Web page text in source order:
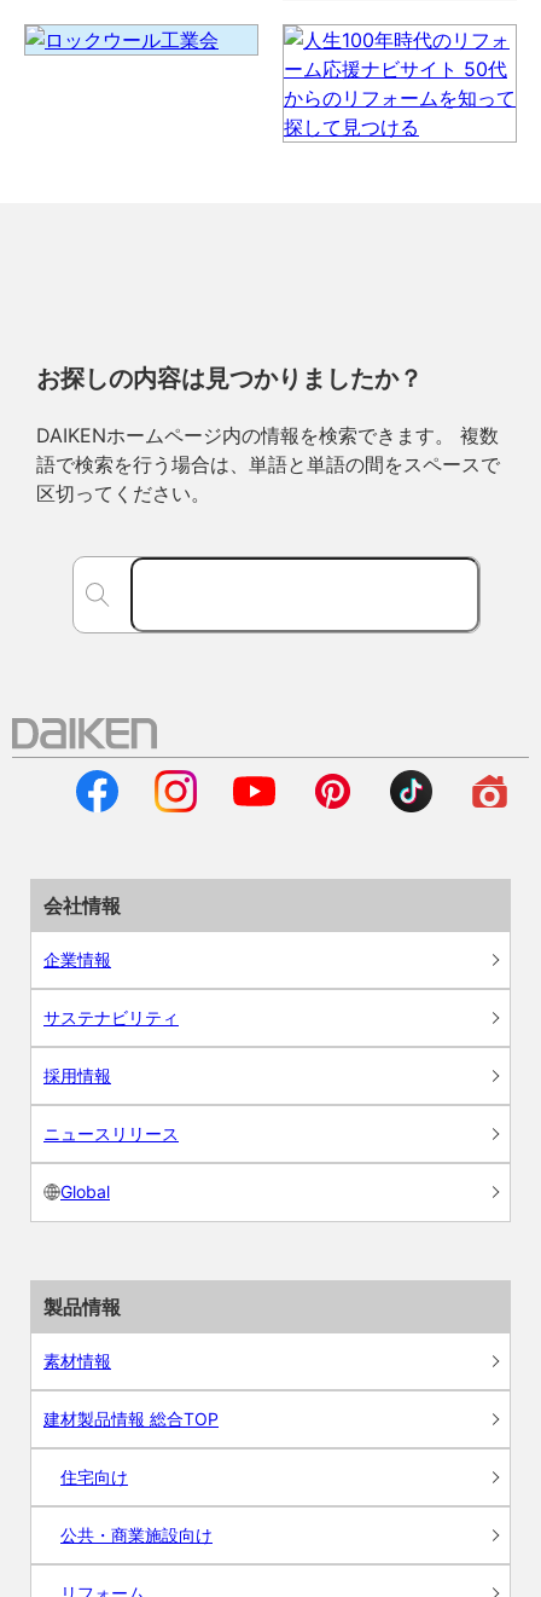
お探しの内容は見つかりましたか？
DAIKENホームページ内の情報を検索できます。 複数
語で検索を行う場合は、単語と単語の間をスペースで
区切ってください。
会社情報
企業情報
サステナビリティ
採用情報
ニュースリリース
Global
製品情報
素材情報
建材製品情報 総合TOP
住宅向け
公共・商業施設向け
リフォーム